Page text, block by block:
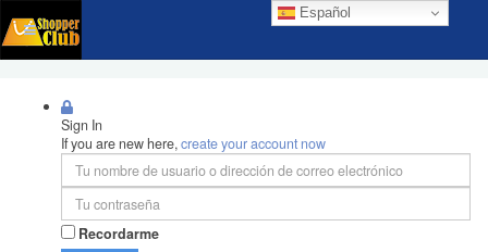
Español
Sign In
If you are new here,create your account now
Recordarme